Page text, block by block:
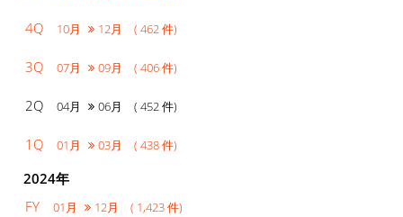
4Q 10月 12月 ( 462 件)
3Q 07月 09月 ( 406 件)
2Q 04月 06月 ( 452 件)
1Q 01月 03月 ( 438 件)
2024年
FY 01月 12月 ( 1,423 件)